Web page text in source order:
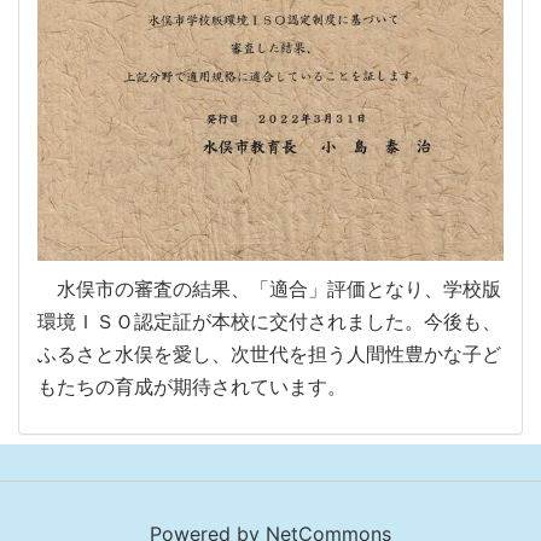
水俣市の審査の結果、「適合」評価となり、学校版
環境ＩＳＯ認定証が本校に交付されました。今後も、
ふるさと水俣を愛し、次世代を担う人間性豊かな子ど
もたちの育成が期待されています。
Powered by NetCommons